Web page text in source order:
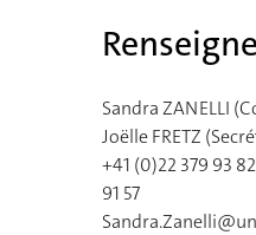
Sandra ZANELLI
Joëlle FRETZ
+41 (0)22 379 93
91 57